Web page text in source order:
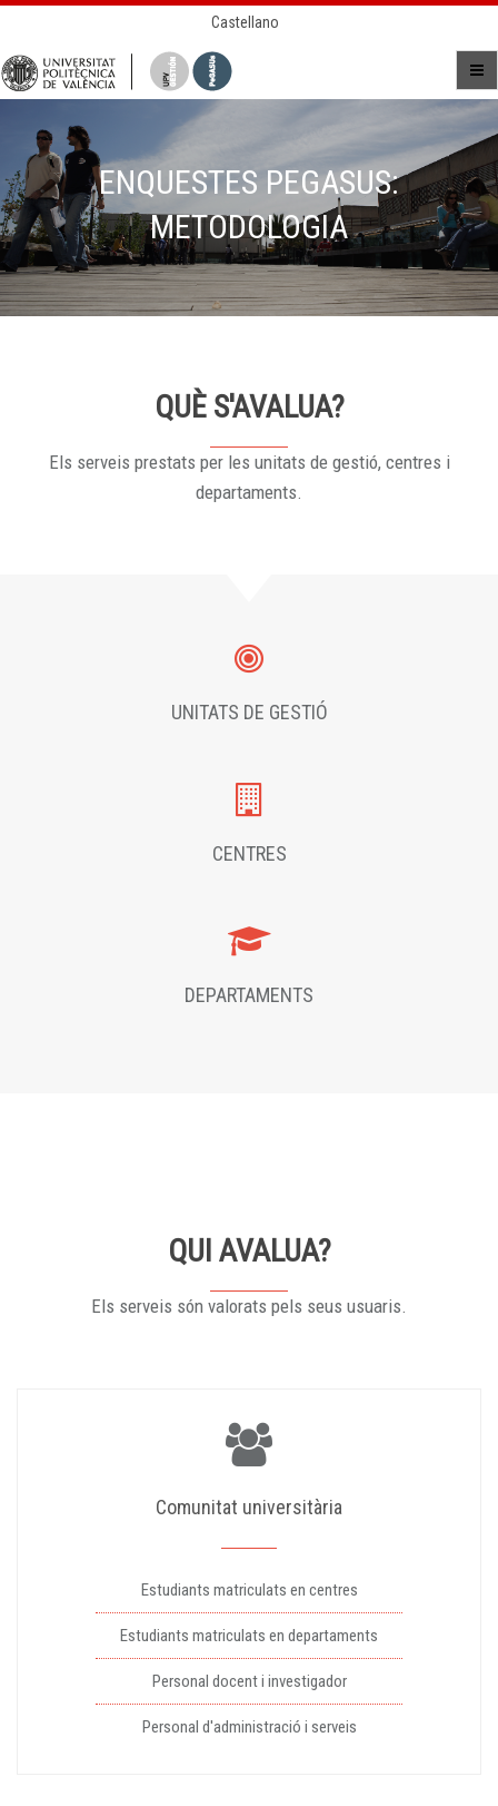
Castellano
ENQUESTES PEGASUS:
METODOLOGIA
QUÈ S'AVALUA?
Els serveis prestats per les unitats de gestió, centres i
departaments.
UNITATS DE GESTIÓ
CENTRES
DEPARTAMENTS
QUI AVALUA?
Els serveis són valorats pels seus usuaris.
Comunitat universitària
Estudiants matriculats en centres
Estudiants matriculats en departaments
Personal docent i investigador
Personal d'administració i serveis